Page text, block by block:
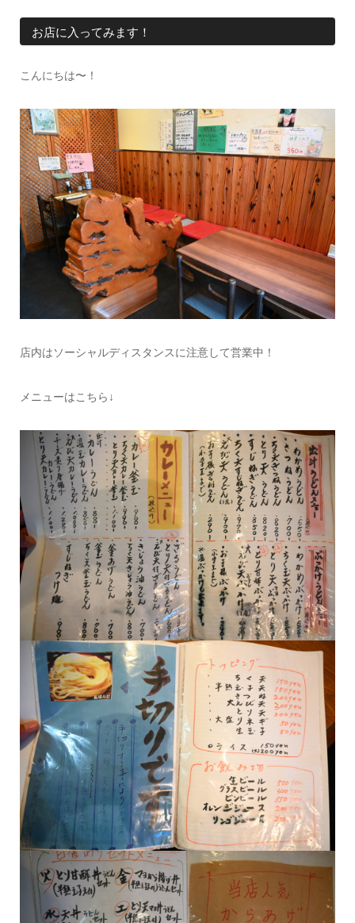
お店に入ってみます！
こんにちは〜！
店内はソーシャルディスタンスに注意して営業中！
メニューはこちら↓